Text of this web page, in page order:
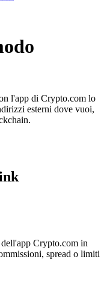
l'app di Crypto.com lo
esterni dove vuoi,
Crypto.com in
spread o limiti